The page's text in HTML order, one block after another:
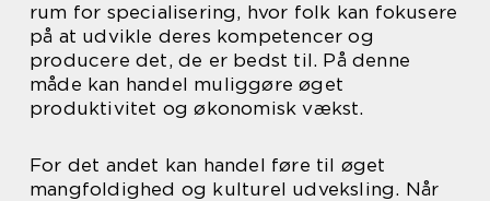
rum for specialisering, hvor folk kan fokusere
på at udvikle deres kompetencer og
producere det, de er bedst til. På denne
måde kan handel muliggøre øget
produktivitet og økonomisk vækst.
For det andet kan handel føre til øget
mangfoldighed og kulturel udveksling. Når